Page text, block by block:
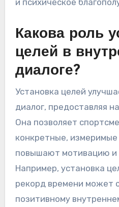
и психическое
Какова роль
целей в
диалоге?
Установка целей
диалог, предоставляя
Она позволяет
конкретные,
повышают мотивацию и
Например, установка
рекорд времени может
позитивному